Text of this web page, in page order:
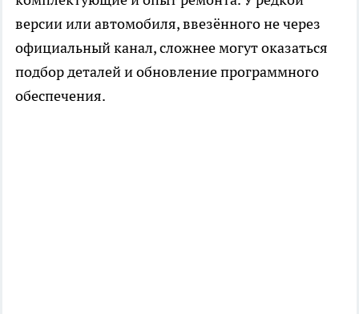
версии или автомобиля, ввезённого не через
официальный канал, сложнее могут оказаться
подбор деталей и обновление программного
обеспечения.